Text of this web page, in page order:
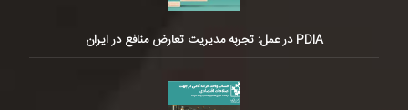
PDIA در عمل: تجربه مدیریت تعارض منافع در ایران